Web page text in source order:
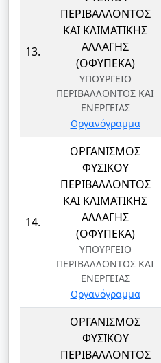
13.
ΠΕΡΙΒΑΛΛΟΝΤΟΣ
ΚΑΙ ΚΛΙΜΑΤΙΚΗΣ
ΑΛΛΑΓΗΣ
(ΟΦΥΠΕΚΑ)
ΥΠΟΥΡΓΕΙΟ
ΠΕΡΙΒΑΛΛΟΝΤΟΣ ΚΑΙ
ΕΝΕΡΓΕΙΑΣ
Οργανόγραμμα
14.
ΟΡΓΑΝΙΣΜΟΣ
ΦΥΣΙΚΟΥ
ΠΕΡΙΒΑΛΛΟΝΤΟΣ
ΚΑΙ ΚΛΙΜΑΤΙΚΗΣ
ΑΛΛΑΓΗΣ
(ΟΦΥΠΕΚΑ)
ΥΠΟΥΡΓΕΙΟ
ΠΕΡΙΒΑΛΛΟΝΤΟΣ ΚΑΙ
ΕΝΕΡΓΕΙΑΣ
Οργανόγραμμα
ΟΡΓΑΝΙΣΜΟΣ
ΦΥΣΙΚΟΥ
ΠΕΡΙΒΑΛΛΟΝΤΟΣ